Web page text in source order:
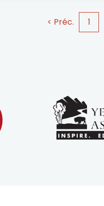
< Préc. 1